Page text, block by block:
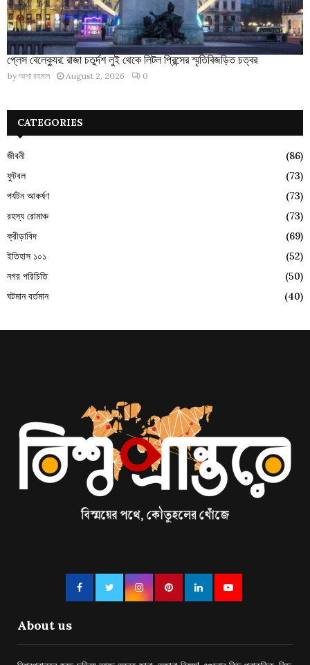
প্লেস বেলেক্যুর: রাজা চতুর্দশ লুই থেকে লিটল প্রিন্সের স্মৃতিবিজড়িত চত্বর
by আশা রহমান August 2, 2026 0
CATEGORIES
জীবনী
(86)
ফুটবল
(73)
পর্যটন আকর্ষণ
(73)
রহস্য রোমাঞ্চ
(73)
ক্রীড়াবিদ
(69)
ইতিহাস ১০১
(52)
নগর পরিচিতি
(50)
ঘটমান বর্তমান
(40)
About us